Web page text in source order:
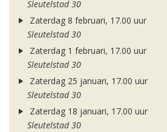
Sleutelstad 30
Zaterdag 8 februari, 17.00 uur
Sleutelstad 30
Zaterdag 1 februari, 17.00 uur
Sleutelstad 30
Zaterdag 25 januari, 17.00 uur
Sleutelstad 30
Zaterdag 18 januari, 17.00 uur
Sleutelstad 30